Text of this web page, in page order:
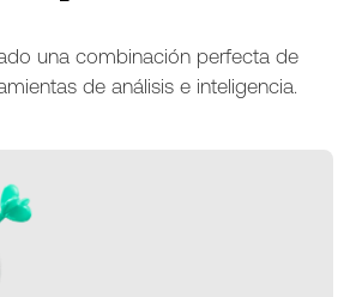
una combinación perfecta de
de análisis e inteligencia.